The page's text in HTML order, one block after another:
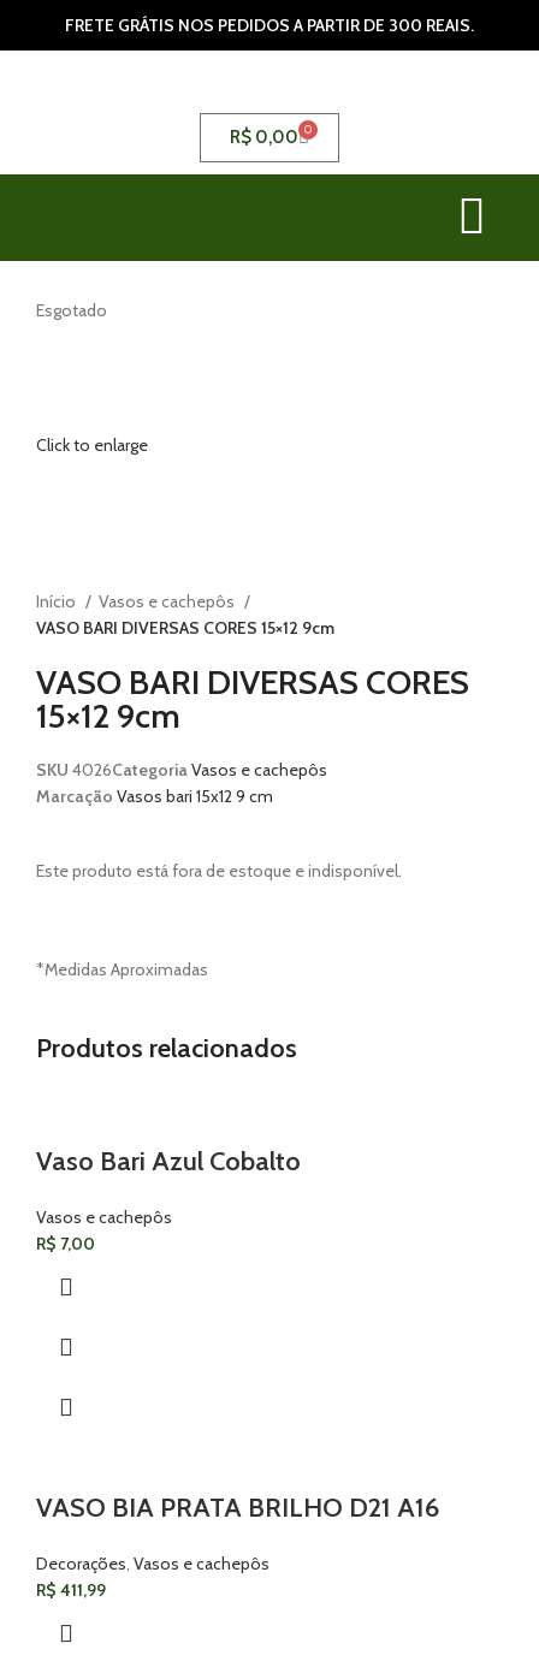
FRETE GRÁTIS NOS PEDIDOS A PARTIR DE 300 REAIS.
R$ 0,00 0
Esgotado
Click to enlarge
Início
Vasos e cachepôs
VASO BARI DIVERSAS CORES 15×12 9cm
VASO BARI DIVERSAS CORES
15×12 9cm
SKU 4026Categoria Vasos e cachepôs
Marcação Vasos bari 15x12 9 cm
Este produto está fora de estoque e indisponível.
*Medidas Aproximadas
Produtos relacionados
Vaso Bari Azul Cobalto
Vasos e cachepôs
R$ 7,00
VASO BIA PRATA BRILHO D21 A16
Decorações Vasos e cachepôs
R$ 411,99